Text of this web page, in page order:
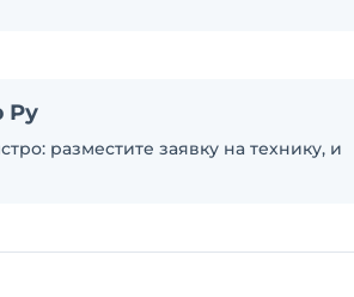
Ру
разместите заявку на технику, и